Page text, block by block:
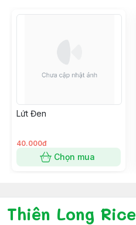
Lứt Đen
40.000đ
Chọn mua
Thiên Long Rice